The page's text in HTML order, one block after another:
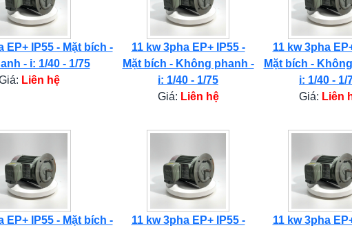
EP+ IP55 - Mặt bích -
- i: 1/40 - 1/75
Liên hệ
11 kw 3pha EP+ IP55 -
Mặt bích - Không phanh -
i: 1/40 - 1/75
Giá: Liên hệ
11 kw 3pha
Mặt bích -
i: 1/40 - 1/
Giá: Liên
EP+ IP55 - Mặt bích -
11 kw 3pha EP+ IP55 -
11 kw 3pha